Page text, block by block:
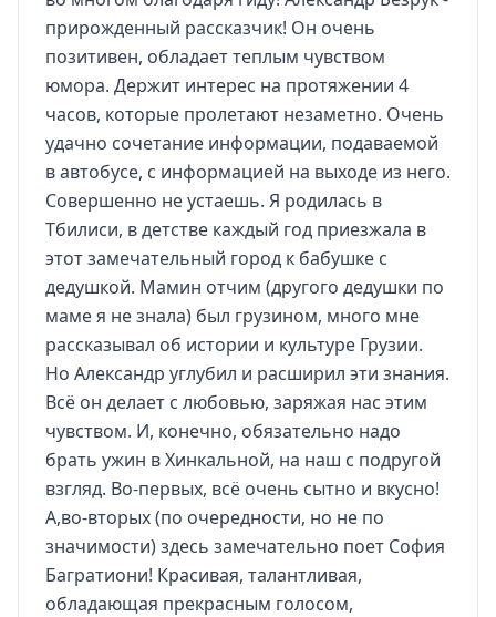
прирожденный рассказчик! Он очень
позитивен, обладает теплым чувством
юмора. Держит интерес на протяжении 4
часов, которые пролетают незаметно. Очень
удачно сочетание информации, подаваемой
в автобусе, с информацией на выходе из него.
Совершенно не устаешь. Я родилась в
Тбилиси, в детстве каждый год приезжала в
этот замечательный город к бабушке с
дедушкой. Мамин отчим (другого дедушки по
маме я не знала) был грузином, много мне
рассказывал об истории и культуре Грузии.
Но Александр углубил и расширил эти знания.
Всё он делает с любовью, заряжая нас этим
чувством. И, конечно, обязательно надо
брать ужин в Хинкальной, на наш с подругой
взгляд. Во-первых, всё очень сытно и вкусно!
А,во-вторых (по очередности, но не по
значимости) здесь замечательно поет София
Багратиони! Красивая, талантливая,
обладающая прекрасным голосом,